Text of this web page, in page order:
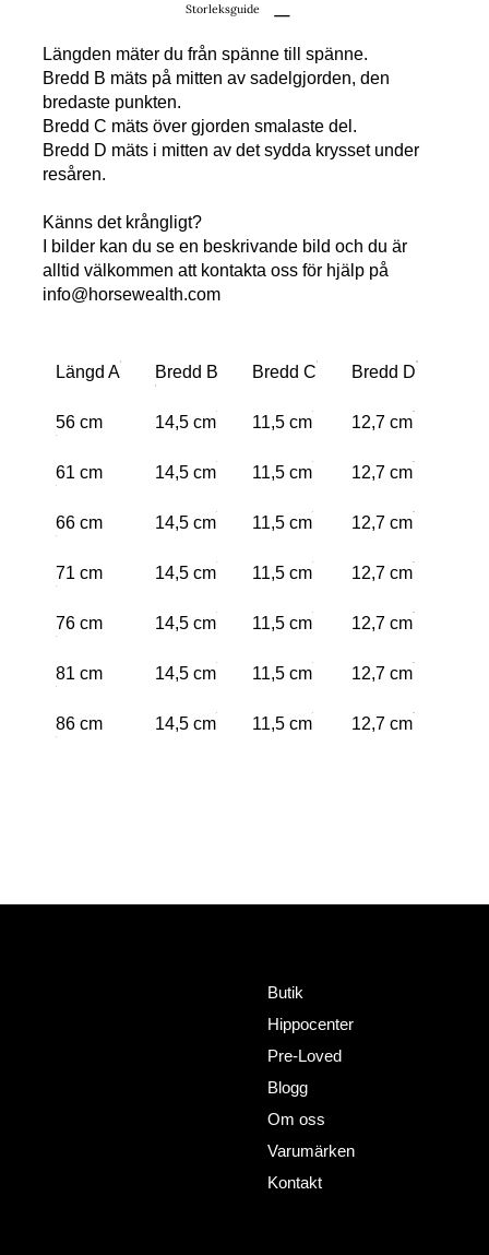
Storleksguide
Längden mäter du från spänne till spänne.
Bredd B mäts på mitten av sadelgjorden, den
bredaste punkten.
Bredd C mäts över gjorden smalaste del.
Bredd D mäts i mitten av det sydda krysset under
resåren.
Känns det krångligt?
I bilder kan du se en beskrivande bild och du är
alltid välkommen att kontakta oss för hjälp på
info@horsewealth.com
Längd A Bredd B Bredd C Bredd D
56 cm 14,5 cm 11,5 cm 12,7 cm
61 cm 14,5 cm 11,5 cm 12,7 cm
66 cm 14,5 cm 11,5 cm 12,7 cm
71 cm 14,5 cm 11,5 cm 12,7 cm
76 cm 14,5 cm 11,5 cm 12,7 cm
81 cm 14,5 cm 11,5 cm 12,7 cm
86 cm 14,5 cm 11,5 cm 12,7 cm
Butik
Hippocenter
Pre-Loved
Blogg
Om oss
Varumärken
Kontakt